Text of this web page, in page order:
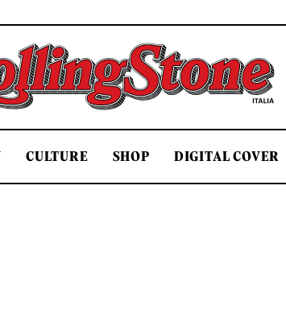
Rolling Stone Italia
CULTURE SHOP DIGITAL COVER